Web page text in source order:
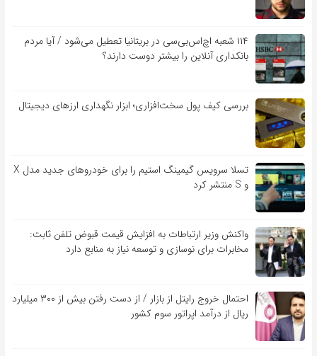
۱۱۴ شعبه اچ‌اس‌بی‌سی در بریتانیا تعطیل می‌شود / آیا مردم
بانکداری آنلاین را بیشتر دوست دارند؟
بررسی کیف‌ پول سخت‌افزاری؛ ابزار نگهداری ارزهای دیجیتال
تسلا سرویس گیمینگ استیم را برای خودروهای جدید مدل X
و S منتشر کرد
واکنش وزیر ارتباطات به افزایش قیمت قبوض تلفن ثابت:
مخابرات برای نوسازی و توسعه نیاز به منابع دارد
احتمال خروج رایتل از بازار / از دست رفتن بیش از ۳۰۰ میلیارد
ریال از درآمد اپراتور سوم کشور